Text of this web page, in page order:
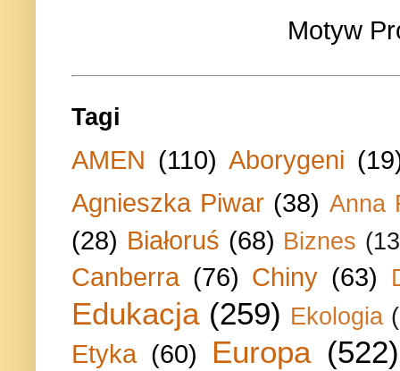
Motyw
Tagi
AMEN (110) Aborygeni
Agnieszka Piwar (38) Anna
(28) Białoruś (68) Biznes
Canberra (76) Chiny (63)
Edukacja (259) Ekologia
Etyka (60) Europa (522)